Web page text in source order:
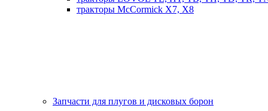
тракторы McCormick X7, X8
Запчасти для плугов и дисковых борон